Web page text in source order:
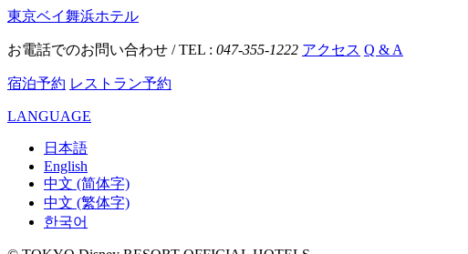
東京ベイ舞浜ホテル
お電話でのお問い合わせ / TEL : 047-355-1222 アクセス Q & A
宿泊予約 レストラン予約
LANGUAGE
日本語
English
中文 (简体字)
中文 (繁体字)
한국어